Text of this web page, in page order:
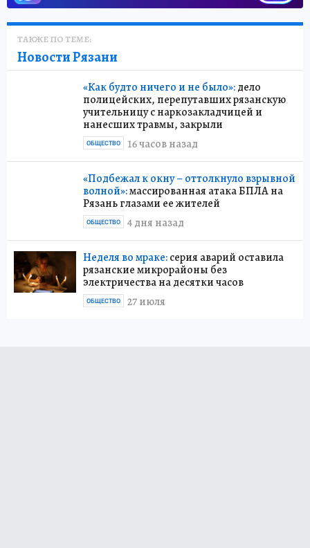
ТАКЖЕ ПО ТЕМЕ:
Новости Рязани
«Как будто ничего и не было»:дело
полицейских, перепутавших рязанскую
учительницу с наркозакладчицей и
нанесших травмы, закрыли
16 часов назад
ОБЩЕСТВО
«Подбежал к окну – оттолкнуло взрывной
волной»:массированная атака БПЛА на
Рязань глазами ее жителей
4 дня назад
ОБЩЕСТВО
Неделя во мраке:серия аварий оставила
рязанские микрорайоны без
электричества на десятки часов
27 июля
ОБЩЕСТВО